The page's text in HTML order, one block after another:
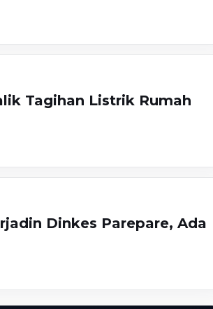
Tagihan Listrik Rumah
Dinkes Parepare, Ada